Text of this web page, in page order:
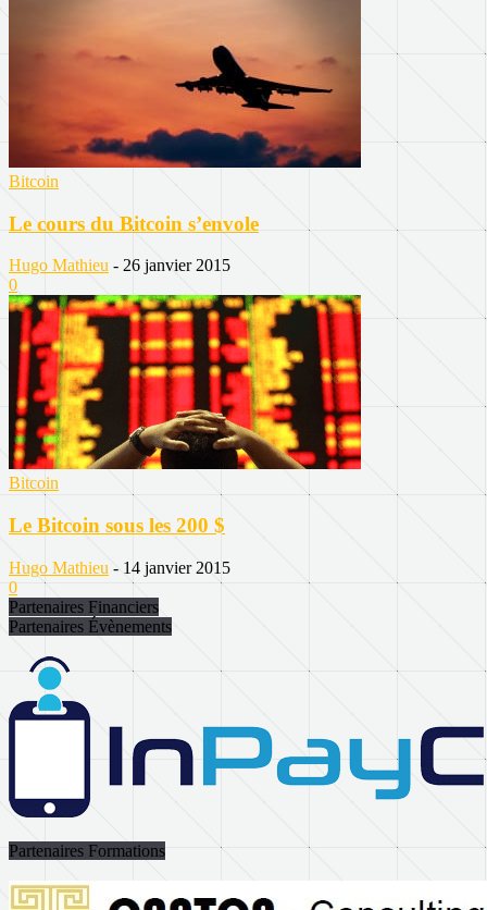
Bitcoin
Le cours du Bitcoin s’envole
Hugo Mathieu - 26 janvier 2015
0
Bitcoin
Le Bitcoin sous les 200 $
Hugo Mathieu - 14 janvier 2015
0
Partenaires Financiers
Partenaires Évènements
Partenaires Formations